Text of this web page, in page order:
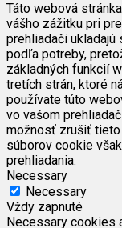
Táto webová
vášho zážitku pri
prehliadači
podľa potreby,
základných funkcií
tretích strán, ktoré
používate túto
vo vašom
možnosť zrušiť
súborov cookie
prehliadania.
Necessary
Necessary
Vždy zapnuté
Necessary cookies